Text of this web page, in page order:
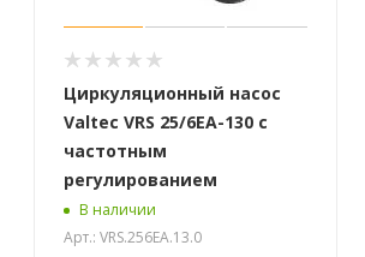
Циркуляционный насос
Valtec VRS 25/6EA-130 c
частотным
регулированием
В наличии
Арт.: VRS.256EA.13.0